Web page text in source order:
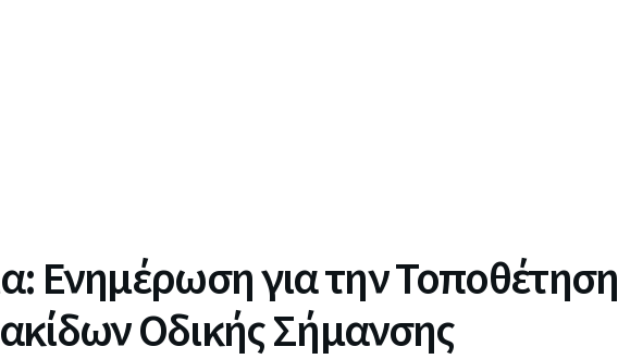
Ενημέρωση για την Τοποθέτηση
Οδικής Σήμανσης